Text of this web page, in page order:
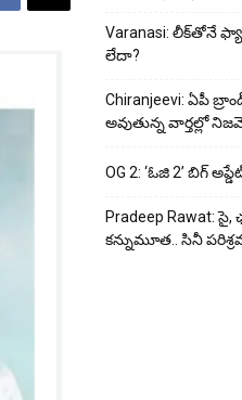
Varanasi: లీక్‌తోనే
లేదా?
Chiranjeevi: ఏపీ
అవుతున్న వార్తల్లో
OG 2: ‘ఓజి 2’ బిగ్
Pradeep Rawat:
కన్నుమూత.. సినీ